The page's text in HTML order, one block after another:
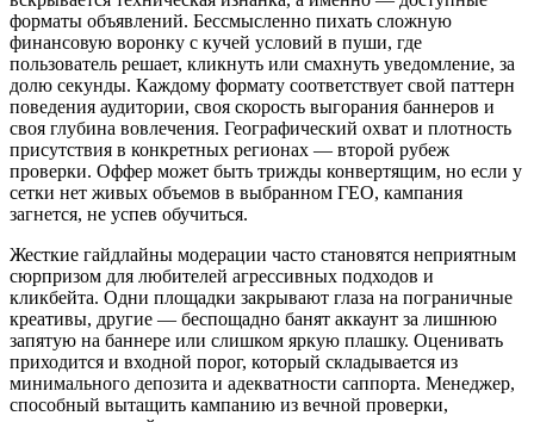
форматы объявлений. Бессмысленно пихать сложную
финансовую воронку с кучей условий в пуши, где
пользователь решает, кликнуть или смахнуть уведомление, за
долю секунды. Каждому формату соответствует свой паттерн
поведения аудитории, своя скорость выгорания баннеров и
своя глубина вовлечения. Географический охват и плотность
присутствия в конкретных регионах — второй рубеж
проверки. Оффер может быть трижды конвертящим, но если у
сетки нет живых объемов в выбранном ГЕО, кампания
загнется, не успев обучиться.
Жесткие гайдлайны модерации часто становятся неприятным
сюрпризом для любителей агрессивных подходов и
кликбейта. Одни площадки закрывают глаза на пограничные
креативы, другие — беспощадно банят аккаунт за лишнюю
запятую на баннере или слишком яркую плашку. Оценивать
приходится и входной порог, который складывается из
минимального депозита и адекватности саппорта. Менеджер,
способный вытащить кампанию из вечной проверки,